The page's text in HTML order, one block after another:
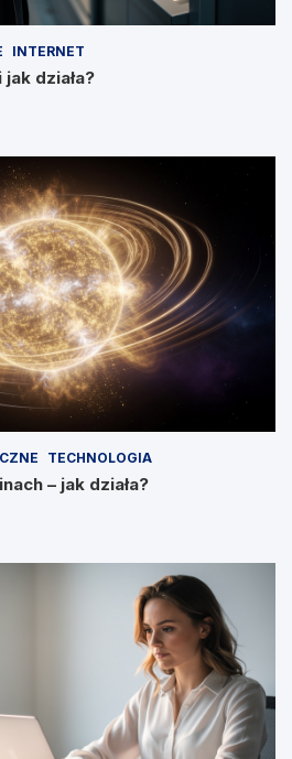
INTERNET
działa?
TECHNOLOGIA
– jak działa?